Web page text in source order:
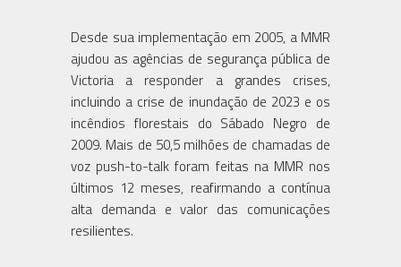
Desde sua implementação em 2005, a MMR
ajudou as agências de segurança pública de
Victoria a responder a grandes crises,
incluindo a crise de inundação de 2023 e os
incêndios florestais do Sábado Negro de
2009. Mais de 50,5 milhões de chamadas de
voz push-to-talk foram feitas na MMR nos
últimos 12 meses, reafirmando a contínua
alta demanda e valor das comunicações
resilientes.